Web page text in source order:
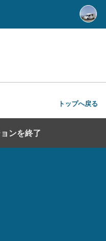
トップへ戻る
ンを終了